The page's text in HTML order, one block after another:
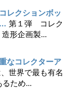
レクションボッ
第１弾 コレク
形企画製...
なコレクターア
世界で最も有名
ため...